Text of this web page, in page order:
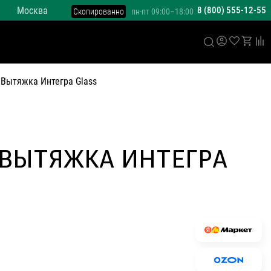
Москва пн-пт 09:00–18:00 8 (800) 555-12-55
Скопированно
Вытяжка Интегра Glass
ИНТЕГРА